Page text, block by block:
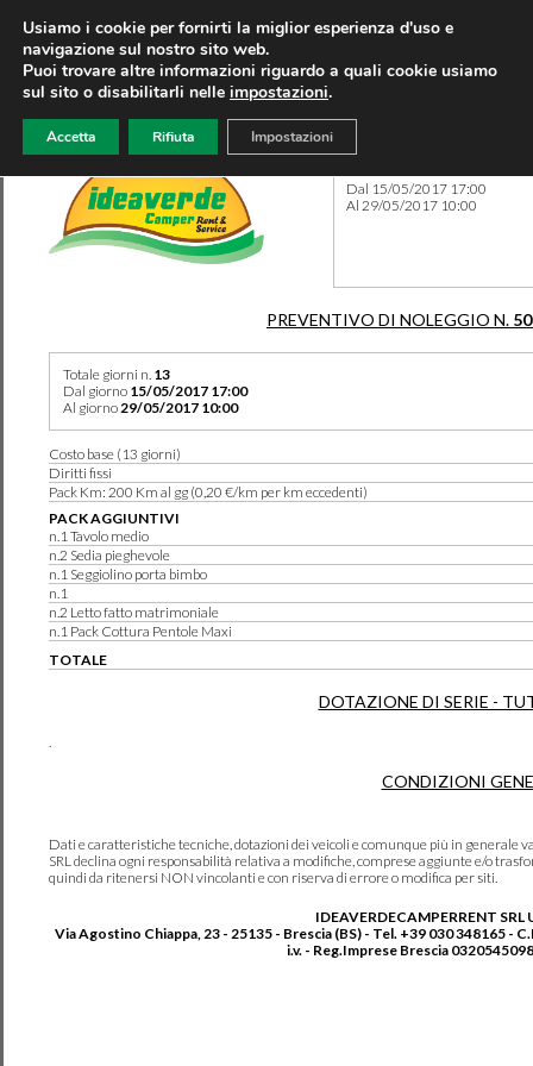
Dal 15/05/2017 17:00
Al 29/05/2017 10:00
PREVENTIVO DI NOLEGGIO N.
Totale giorni n. 13
Dal giorno 15/05/2017 17:00
Al giorno29/05/2017 10:00
Costo base (13 giorni)
Diritti fissi
Pack Km: 200 Km al gg (0,20 €/km per km eccedenti)
PACK AGGIUNTIVI
n.1 Tavolo medio
n.2 Sedia pieghevole
n.1 Seggiolino porta bimbo
n.1
n.2 Letto fatto matrimoniale
n.1 Pack Cottura Pentole Maxi
TOTALE
DOTAZIONE DI SERIE -
CONDIZIONI
Dati e caratteristiche tecniche, dotazioni dei veicoli e comunque più in generale
SRL declina ogni responsabilità relativa a modifiche, comprese aggiunte e/o
quindi da ritenersi NON vincolanti e con riserva di errore o modifica per siti.
IDEAVERDECAMPERRENT SRL
Via Agostino Chiappa, 23 - 25135 - Brescia (BS) - Tel. +39 030 348165 -
i.v. - Reg.Imprese Brescia
Usiamo i cookie per fornirti la miglior esperienza d'uso e
navigazione sul nostro sito web.
Puoi trovare altre informazioni riguardo a quali cookie usiamo
sul sito o disabilitarli nelle impostazioni.
Accetta Rifiuta Impostazioni